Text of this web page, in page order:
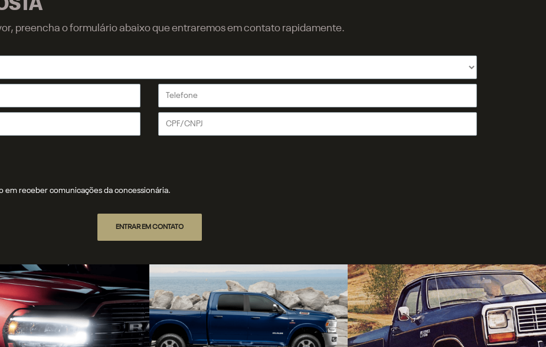
preencha o formulário abaixo que entraremos em contato rapidamente.
em receber comunicações da concessionária.
ENTRAR EM CONTATO